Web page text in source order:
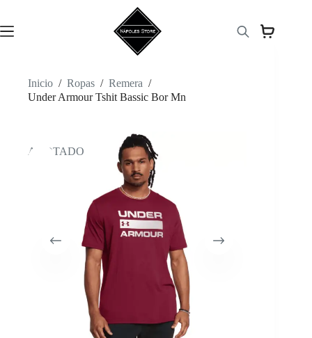
contenido
Inicio / Ropas / Remera /
Under Armour Tshit Bassic Bor Mn
AGOTADO